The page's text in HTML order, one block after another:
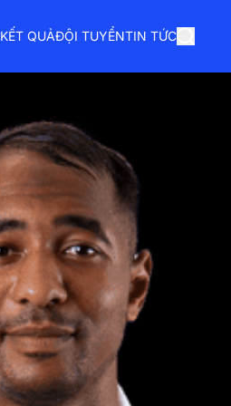
KẾT QUẢĐỘI TUYỂNTIN TỨC